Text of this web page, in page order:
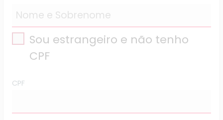
Sou estrangeiro e não tenho
CPF
CPF